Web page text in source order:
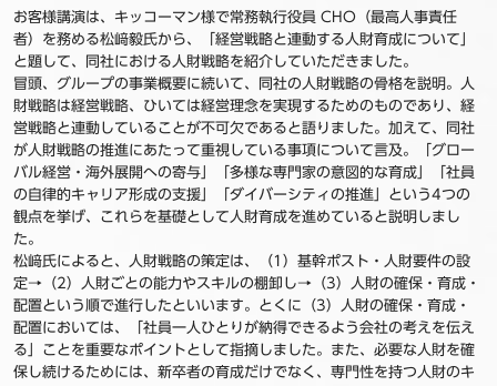
お客様講演は、キッコーマン様で常務執行役員 CHO（最高人事責任
者）を務める松﨑毅氏から、「経営戦略と連動する人財育成について」
と題して、同社における人財戦略を紹介していただきました。
冒頭、グループの事業概要に続いて、同社の人財戦略の骨格を説明。人
財戦略は経営戦略、ひいては経営理念を実現するためのものであり、経
営戦略と連動していることが不可欠であると語りました。加えて、同社
が人財戦略の推進にあたって重視している事項について言及。「グロー
バル経営・海外展開への寄与」「多様な専門家の意図的な育成」「社員
の自律的キャリア形成の支援」「ダイバーシティの推進」という4つの
観点を挙げ、これらを基礎として人財育成を進めていると説明しまし
た。
松﨑氏によると、人財戦略の策定は、（1）基幹ポスト・人財要件の設
定→（2）人財ごとの能力やスキルの棚卸し→（3）人財の確保・育成・
配置という順で進行したといいます。とくに（3）人財の確保・育成・
配置においては、「社員一人ひとりが納得できるよう会社の考えを伝え
る」ことを重要なポイントとして指摘しました。また、必要な人財を確
保し続けるためには、新卒者の育成だけでなく、専門性を持つ人財のキ